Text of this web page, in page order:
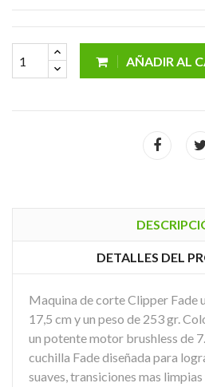
AÑADIR AL
DETALLES DEL
Maquina de corte Clipper Fade
17,5 cm y un peso de 253 gr.
un potente motor brushless de
cuchilla Fade diseñada para
suaves, transiciones mas